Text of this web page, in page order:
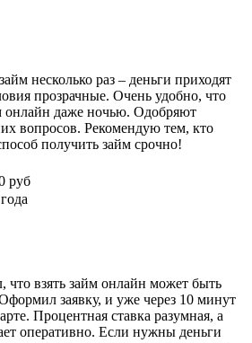
несколько раз – деньги приходят
прозрачные. Очень удобно, что
онлайн даже ночью. Одобряют
вопросов. Рекомендую тем, кто
получить займ срочно!
руб
что взять займ онлайн может быть
заявку, и уже через 10 минут
Процентная ставка разумная, а
оперативно. Если нужны деньги